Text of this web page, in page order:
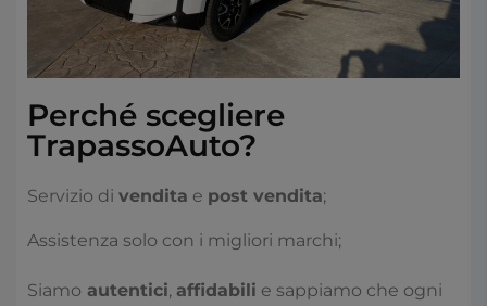
Perché scegliere
TrapassoAuto?
Servizio di vendita e post vendita;
Assistenza solo con i migliori marchi;
Siamo autentici, affidabili e sappiamo che ogni